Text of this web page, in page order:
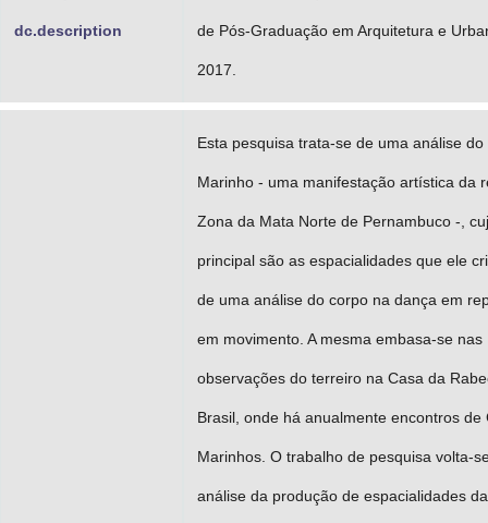
dc.description de Pós-Graduação em Arquitetura e
2017.
Esta pesquisa trata-se de uma análise do
Marinho - uma manifestação artística da
Zona da Mata Norte de Pernambuco -,
principal são as espacialidades que ele
de uma análise do corpo na dança em
em movimento. A mesma embasa-se nas
observações do terreiro na Casa da
Brasil, onde há anualmente encontros de
Marinhos. O trabalho de pesquisa volta-
análise da produção de espacialidades